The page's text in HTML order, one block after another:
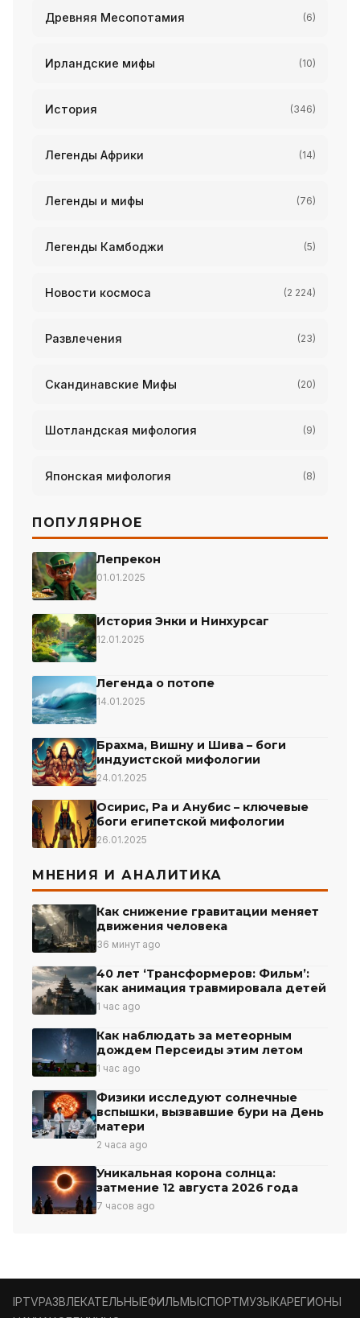
Древняя Месопотамия (6)
Ирландские мифы (10)
История (346)
Легенды Африки (14)
Легенды и мифы (76)
Легенды Камбоджи (5)
Новости космоса (2 224)
Развлечения (23)
Скандинавские Мифы (20)
Шотландская мифология (9)
Японская мифология (8)
ПОПУЛЯРНОЕ
Лепрекон
01.01.2025
История Энки и Нинхурсаг
12.01.2025
Легенда о потопе
14.01.2025
Брахма, Вишну и Шива – боги
индуистской мифологии
24.01.2025
Осирис, Ра и Анубис – ключевые
боги египетской мифологии
26.01.2025
МНЕНИЯ И АНАЛИТИКА
Как снижение гравитации меняет
движения человека
36 минут ago
40 лет ‘Трансформеров: Фильм’:
как анимация травмировала детей
1 час ago
Как наблюдать за метеорным
дождем Персеиды этим летом
1 час ago
Физики исследуют солнечные
вспышки, вызвавшие бури на День
матери
2 часа ago
Уникальная корона солнца:
затмение 12 августа 2026 года
7 часов ago
IPTVРАЗВЛЕКАТЕЛЬНЫЕФИЛЬМЫСПОРТМУЗЫКАРЕГИОНЫ